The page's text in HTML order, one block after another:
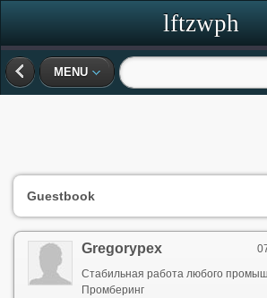
lftzwph
MENU
Guestbook
Gregorypex
Промберинг